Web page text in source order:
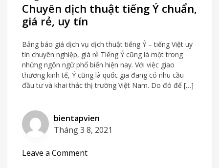
Xác
Chuyên dịch thuật tiếng Ý chuẩn,
giá rẻ, uy tín
Bảng báo giá dịch vụ dịch thuật tiếng Ý – tiếng Việt uy
tín chuyên nghiệp, giá rẻ Tiếng Ý cũng là một trong
những ngôn ngữ phổ biến hiện nay. Với việc giao
thương kinh tế, Ý cũng là quốc gia đang có nhu cầu
đầu tư và khai thác thị trường Việt Nam. Do đó để […]
bientapvien
Tháng 3 8, 2021
Leave a Commenton